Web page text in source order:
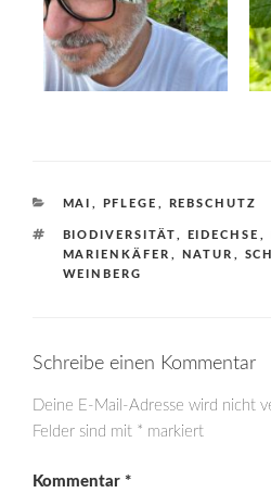
KATEGORIEN
MAI , PFLEGE , REBSCHUTZ
SCHLAGWÖRTER
BIODIVERSITÄT , EIDECHSE ,
MARIENKÄFER , NATUR ,
WEINBERG
Schreibe einen Kommentar
Deine E-Mail-Adresse wird nicht
Felder sind mit * markiert
Kommentar *